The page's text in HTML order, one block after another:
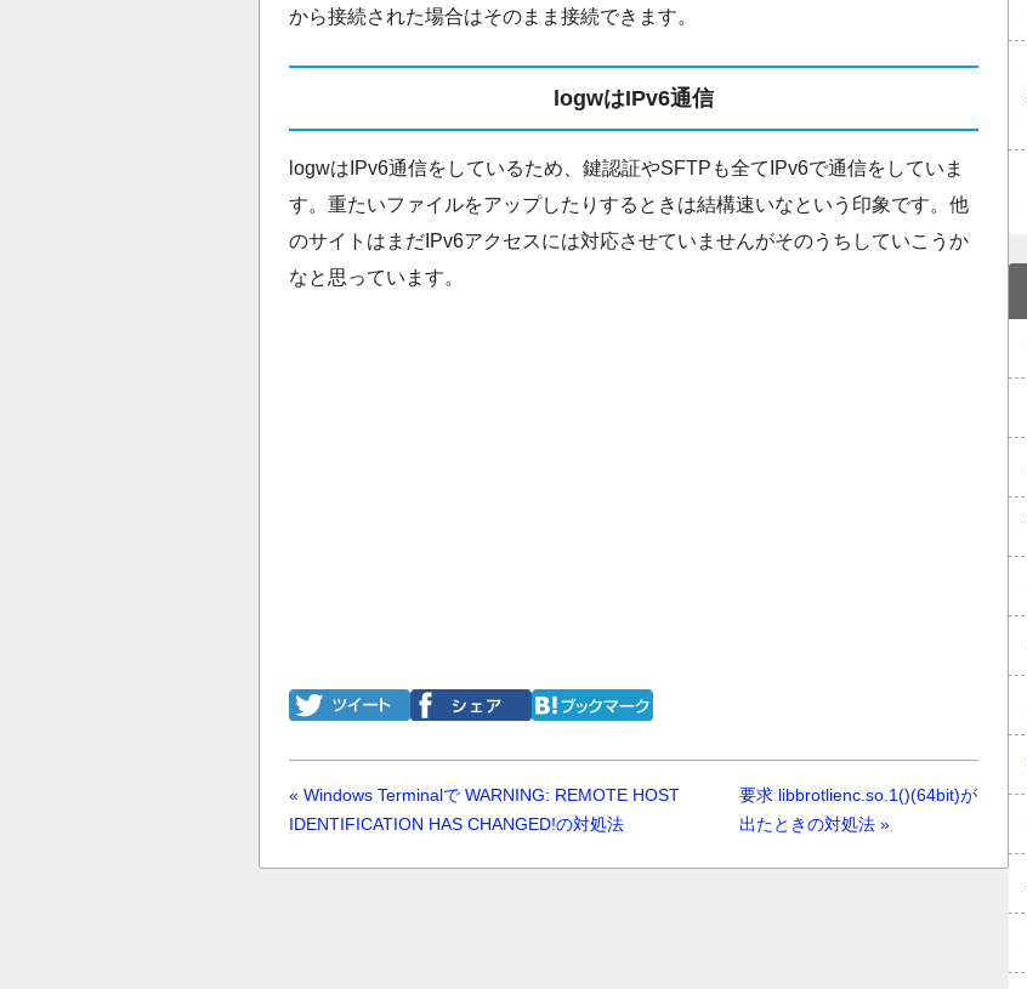
から接続された場合はそのまま接続できます。
logwはIPv6通信
logwはIPv6通信をしているため、鍵認証やSFTPも全てIPv6で通信をしていま
す。重たいファイルをアップしたりするときは結構速いなという印象です。他
のサイトはまだIPv6アクセスには対応させていませんがそのうちしていこうか
なと思っています。
« Windows Terminalで WARNING: REMOTE HOST
IDENTIFICATION HAS CHANGED!の対処法
要求 libbrotlienc.so.1()(64bit)が
出たときの対処法 »